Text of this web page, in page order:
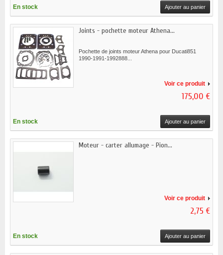
En stock Ajouter au panier
Joints - pochette moteur Athena...
Pochette de joints moteur Athena pour Ducati851
1990-1991-1992888...
Voir ce produit
175,00 €
En stock Ajouter au panier
Moteur - carter allumage - Pion...
Voir ce produit
2,75 €
En stock Ajouter au panier